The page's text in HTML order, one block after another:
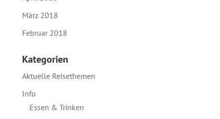
März 2018
Februar 2018
Kategorien
Aktuelle Reisethemen
Info
Essen & Trinken